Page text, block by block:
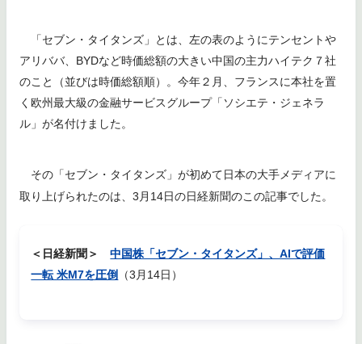
「セブン・タイタンズ」とは、左の表のようにテンセントや
アリババ、BYDなど時価総額の大きい中国の主力ハイテク７社
のこと（並びは時価総額順）。今年２月、フランスに本社を置
く欧州最大級の金融サービスグループ「ソシエテ・ジェネラ
ル」が名付けました。
その「セブン・タイタンズ」が初めて日本の大手メディアに
取り上げられたのは、3月14日の日経新聞のこの記事でした。
＜日経新聞＞中国株「セブン・タイタンズ」、AIで評価
一転 米M7を圧倒
（3月14日）